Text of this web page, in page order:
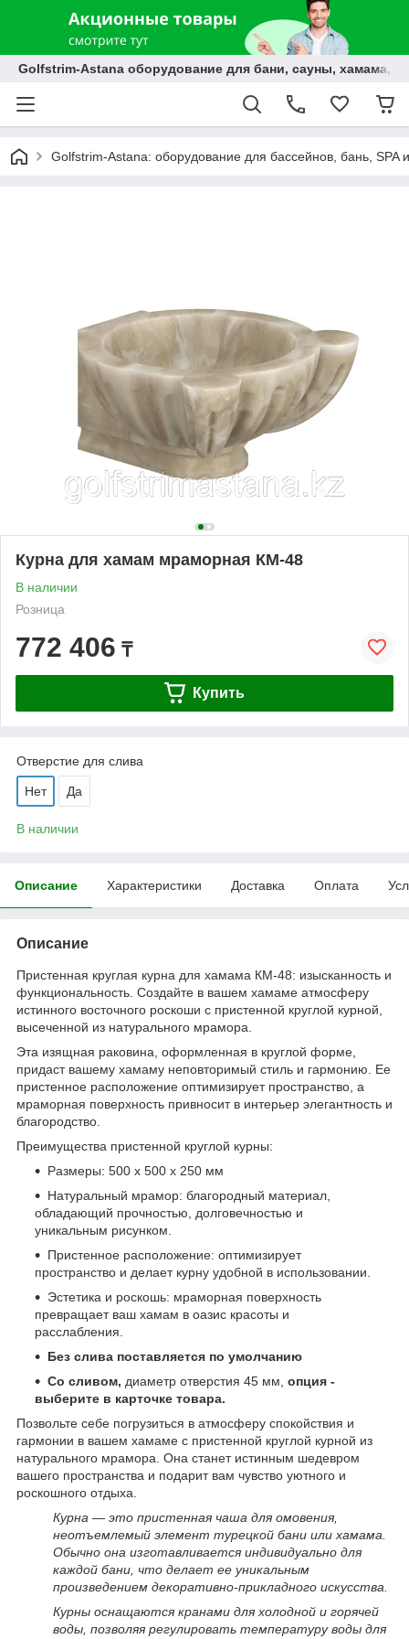
Golfstrim-Astana оборудование для бани, сауны, хамама,
Golfstrim-Astana: оборудование для бассейнов, бань, SPA
Курна для хамам мраморная КМ-48
В наличии
Розница
772 406 ₸
Купить
Отверстие для слива
Нет Да
В наличии
Описание Характеристики Доставка Оплата
Описание
Пристенная круглая курна для хамама КМ-48: изысканность и
функциональность. Создайте в вашем хамаме атмосферу
истинного восточного роскоши с пристенной круглой курной,
высеченной из натурального мрамора.
Эта изящная раковина, оформленная в круглой форме,
придаст вашему хамаму неповторимый стиль и гармонию. Ее
пристенное расположение оптимизирует пространство, а
мраморная поверхность привносит в интерьер элегантность и
благородство.
Преимущества пристенной круглой курны:
Размеры: 500 х 500 х 250 мм
Натуральный мрамор: благородный материал,
обладающий прочностью, долговечностью и
уникальным рисунком.
Пристенное расположение: оптимизирует
пространство и делает курну удобной в использовании.
Эстетика и роскошь: мраморная поверхность
превращает ваш хамам в оазис красоты и
расслабления.
Без слива поставляется по умолчанию
Со сливом, диаметр отверстия 45 мм, опция -
выберите в карточке товара.
Позвольте себе погрузиться в атмосферу спокойствия и
гармонии в вашем хамаме с пристенной круглой курной из
натурального мрамора. Она станет истинным шедевром
вашего пространства и подарит вам чувство уютного и
роскошного отдыха.
Курна — это пристенная чаша для омовения,
неотъемлемый элемент турецкой бани или хамама.
Обычно она изготавливается индивидуально для
каждой бани, что делает ее уникальным
произведением декоративно-прикладного искусства.
Курны оснащаются кранами для холодной и горячей
воды, позволяя регулировать температуру воды для